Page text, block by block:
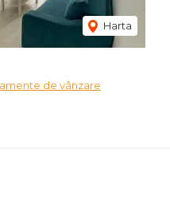
Harta
de vânzare